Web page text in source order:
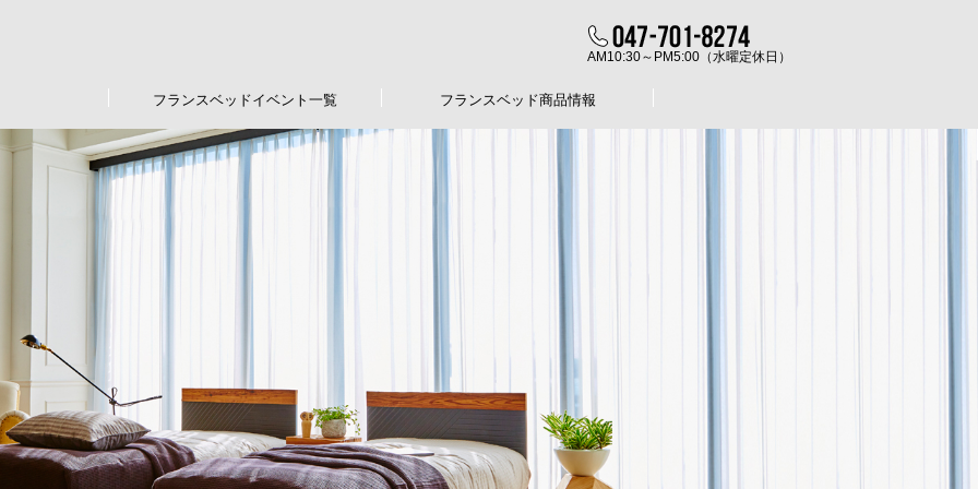
AM10:30～PM5:00（水曜定休日）
フランスベッドイベント一覧 フランスベッド商品情報